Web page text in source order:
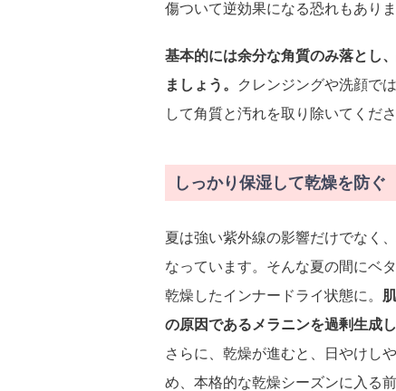
傷ついて逆効果になる恐れもありま
基本的には余分な角質のみ落とし
ましょう。
クレンジングや洗顔で
して角質と汚れを取り除いてくださ
しっかり保湿して乾燥を防ぐ
夏は強い紫外線の影響だけでなく
なっています。そんな夏の間にベ
乾燥したインナードライ状態に。
の原因であるメラニンを過剰生成
さらに、乾燥が進むと、日やけし
め、本格的な乾燥シーズンに入る